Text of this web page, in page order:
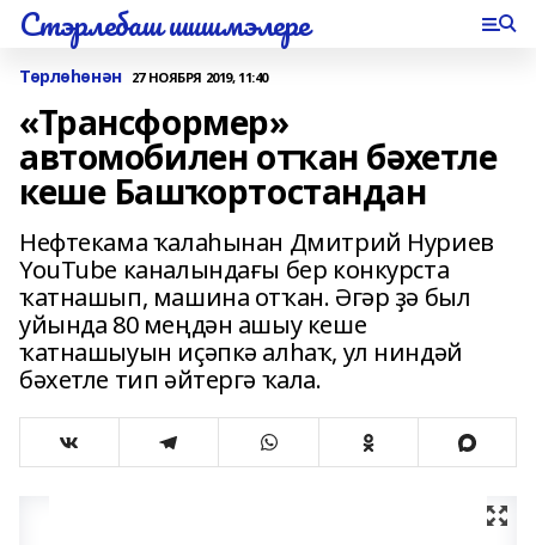
Стэрлебаш шишмэлере
Төрлөһөнән 27 НОЯБРЯ 2019, 11:40
«Трансформер»
автомобилен отҡан бәхетле
кеше Башҡортостандан
Нефтекама ҡалаһынан Дмитрий Нуриев
YouTube каналындағы бер конкурста
ҡатнашып, машина отҡан. Әгәр ҙә был
уйында 80 меңдән ашыу кеше
ҡатнашыуын иҫәпкә алһаҡ, ул ниндәй
бәхетле тип әйтергә ҡала.